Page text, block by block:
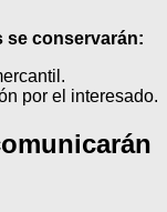
se conservarán:
por el interesado.